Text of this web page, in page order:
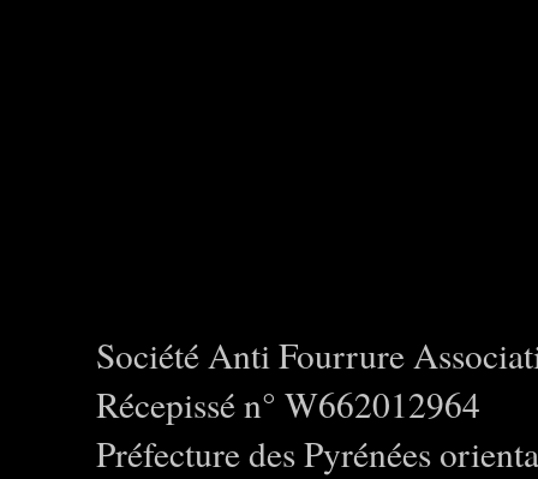
Société Anti Fourrure
Récepissé n° W662012964
Préfecture des Pyrénées